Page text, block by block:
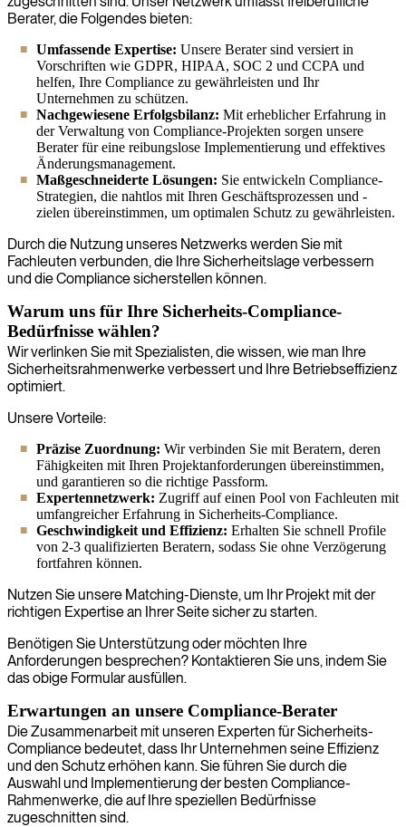
Berater, die Folgendes bieten:
Umfassende Expertise: Unsere Berater sind versiert in
Vorschriften wie GDPR, HIPAA, SOC 2 und CCPA und
helfen, Ihre Compliance zu gewährleisten und Ihr
Unternehmen zu schützen.
Nachgewiesene Erfolgsbilanz: Mit erheblicher Erfahrung in
der Verwaltung von Compliance-Projekten sorgen unsere
Berater für eine reibungslose Implementierung und effektives
Änderungsmanagement.
Maßgeschneiderte Lösungen: Sie entwickeln Compliance-
Strategien, die nahtlos mit Ihren Geschäftsprozessen und -
zielen übereinstimmen, um optimalen Schutz zu gewährleisten.
Durch die Nutzung unseres Netzwerks werden Sie mit
Fachleuten verbunden, die Ihre Sicherheitslage verbessern
und die Compliance sicherstellen können.
Warum uns für Ihre Sicherheits-Compliance-
Bedürfnisse wählen?
Wir verlinken Sie mit Spezialisten, die wissen, wie man Ihre
Sicherheitsrahmenwerke verbessert und Ihre Betriebseffizienz
optimiert.
Unsere Vorteile:
Präzise Zuordnung: Wir verbinden Sie mit Beratern, deren
Fähigkeiten mit Ihren Projektanforderungen übereinstimmen,
und garantieren so die richtige Passform.
Expertennetzwerk: Zugriff auf einen Pool von Fachleuten mit
umfangreicher Erfahrung in Sicherheits-Compliance.
Geschwindigkeit und Effizienz: Erhalten Sie schnell Profile
von 2-3 qualifizierten Beratern, sodass Sie ohne Verzögerung
fortfahren können.
Nutzen Sie unsere Matching-Dienste, um Ihr Projekt mit der
richtigen Expertise an Ihrer Seite sicher zu starten.
Benötigen Sie Unterstützung oder möchten Ihre
Anforderungen besprechen? Kontaktieren Sie uns, indem Sie
das obige Formular ausfüllen.
Erwartungen an unsere Compliance-Berater
Die Zusammenarbeit mit unseren Experten für Sicherheits-
Compliance bedeutet, dass Ihr Unternehmen seine Effizienz
und den Schutz erhöhen kann. Sie führen Sie durch die
Auswahl und Implementierung der besten Compliance-
Rahmenwerke, die auf Ihre speziellen Bedürfnisse
zugeschnitten sind.